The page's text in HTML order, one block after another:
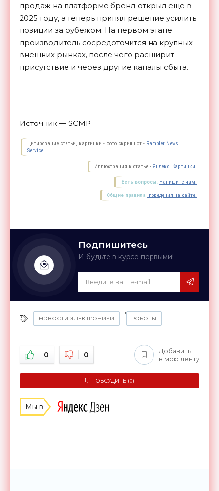
продаж на платформе бренд открыл еще в
2025 году, а теперь принял решение усилить
позиции за рубежом. На первом этапе
производитель сосредоточится на крупных
внешних рынках, после чего расширит
присутствие и через другие каналы сбыта.
Источник — SCMP
Цитирование статьи, картинки - фото скриншот - Rambler News
Service.
Иллюстрация к статье - Яндекс. Картинки.
Есть вопросы. Напишите нам.
Общие правила поведения на сайте.
Подпишитесь
И будьте в курсе первыми!
НОВОСТИ ЭЛЕКТРОНИКИ
,
РОБОТЫ
0 0
Добавить
в мою ленту
ОБСУДИТЬ (0)
Мы в